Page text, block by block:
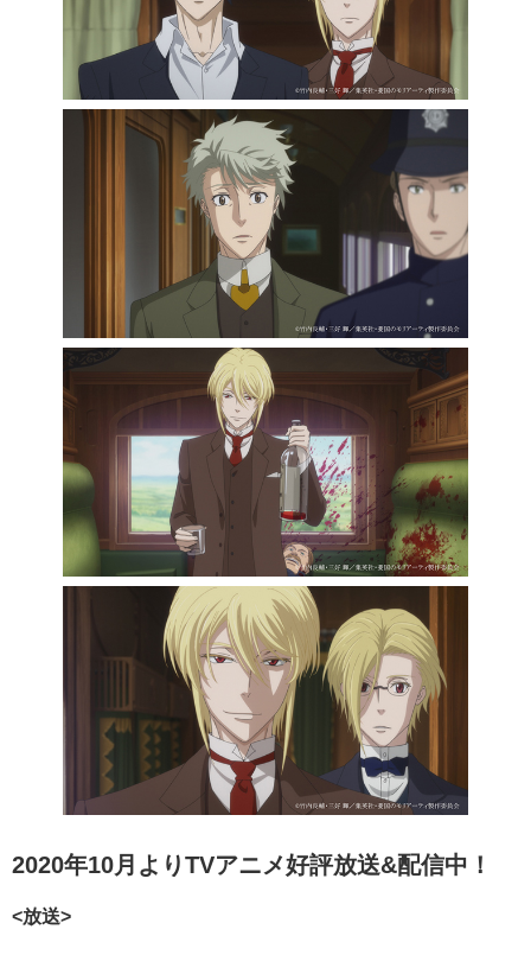
2020年10月よりTVアニメ好評放送&配信中！
<放送>